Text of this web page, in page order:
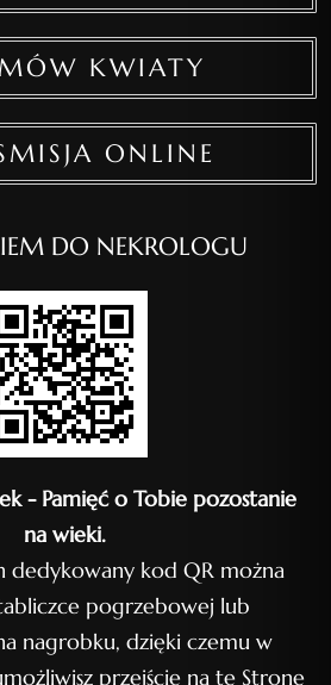
KWIATY
ONLINE
DO NEKROLOGU
- Pamięć o Tobie pozostanie
na wieki.
dedykowany kod QR można
pogrzebowej lub
nagrobku, dzięki czemu w
przejście na tę Stronę